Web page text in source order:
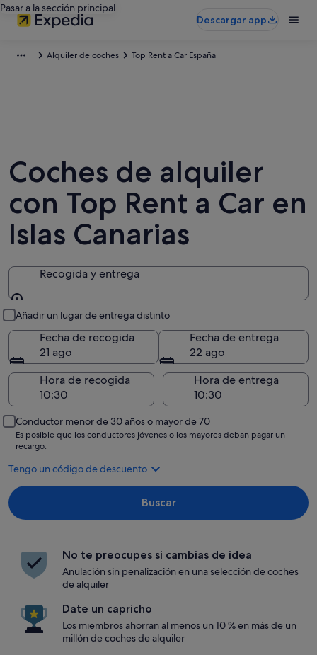
Pasar a la sección principal
Descargar app
Alquiler de coches Top Rent a Car España
Coches de alquiler
con Top Rent a Car en
Islas Canarias
Recogida y entrega
Añadir un lugar de entrega distinto
Fecha de recogida
21 ago
Fecha de entrega
22 ago
Hora de recogida
Hora de entrega
Conductor menor de 30 años o mayor de 70
Es posible que los conductores jóvenes o los mayores deban pagar un
recargo.
Tengo un código de descuento
Buscar
No te preocupes si cambias de idea
Anulación sin penalización en una selección de coches
de alquiler
Date un capricho
Los miembros ahorran al menos un 10 % en más de un
millón de coches de alquiler